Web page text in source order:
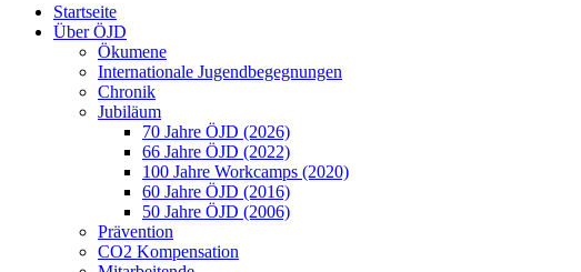
Startseite
Über ÖJD
Ökumene
Internationale Jugendbegegnungen
Chronik
Jubiläum
70 Jahre ÖJD (2026)
66 Jahre ÖJD (2022)
100 Jahre Workcamps (2020)
60 Jahre ÖJD (2016)
50 Jahre ÖJD (2006)
Prävention
CO2 Kompensation